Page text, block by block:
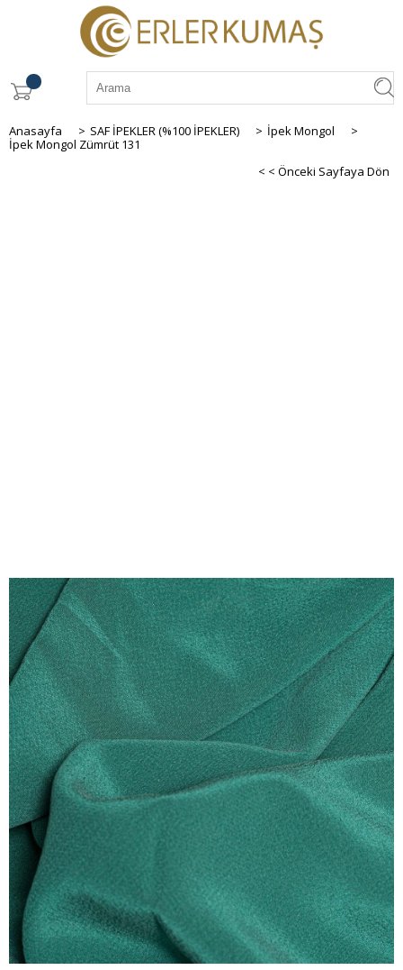
Anasayfa > SAF İPEKLER (%100 İPEKLER) > İpek Mongol
>
İpek Mongol Zümrüt 131
< < Önceki Sayfaya Dön